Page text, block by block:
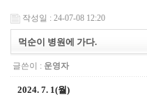
작성일 : 24-07-08 12:20
먹순이 병원에 가다.
글쓴이 : 운영자
2024. 7. 1(월)